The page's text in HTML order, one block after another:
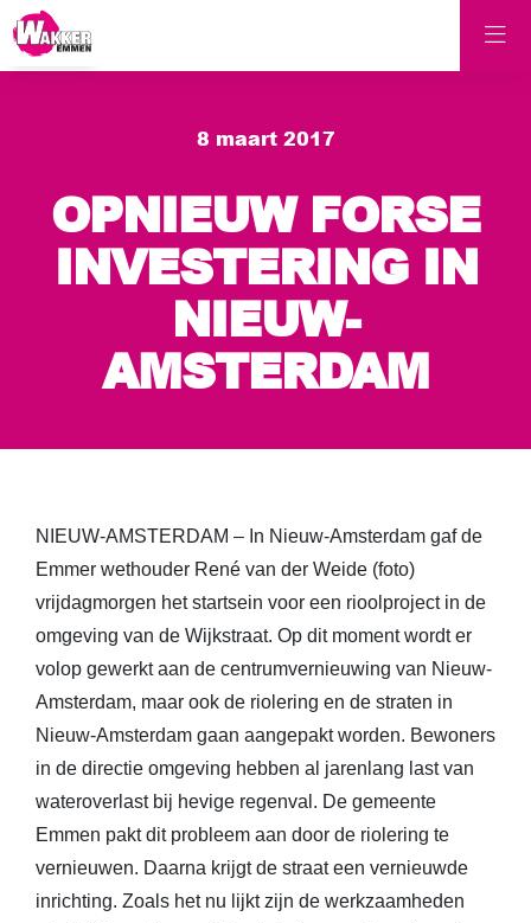
8 maart 2017
OPNIEUW FORSE
INVESTERING IN
NIEUW-
AMSTERDAM
NIEUW-AMSTERDAM – In Nieuw-Amsterdam gaf de
Emmer wethouder René van der Weide (foto)
vrijdagmorgen het startsein voor een rioolproject in de
omgeving van de Wijkstraat. Op dit moment wordt er
volop gewerkt aan de centrumvernieuwing van Nieuw-
Amsterdam, maar ook de riolering en de straten in
Nieuw-Amsterdam gaan aangepakt worden. Bewoners
in de directie omgeving hebben al jarenlang last van
wateroverlast bij hevige regenval. De gemeente
Emmen pakt dit probleem aan door de riolering te
vernieuwen. Daarna krijgt de straat een vernieuwde
inrichting. Zoals het nu lijkt zijn de werkzaamheden